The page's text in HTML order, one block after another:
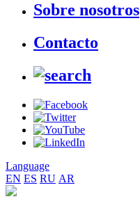
Sobre nosotros
Contacto
Language
EN ES RU AR